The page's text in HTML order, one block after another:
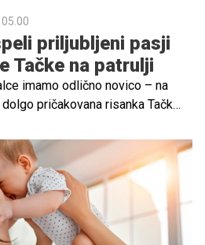
priljubljeni pasji
Tačke na patrulji
imamo odlično novico – na
pričakovana risanka Tačke
Poleg zabave pa
izobraževalne vsebine, ki
razvoj jezikovnih veščin in